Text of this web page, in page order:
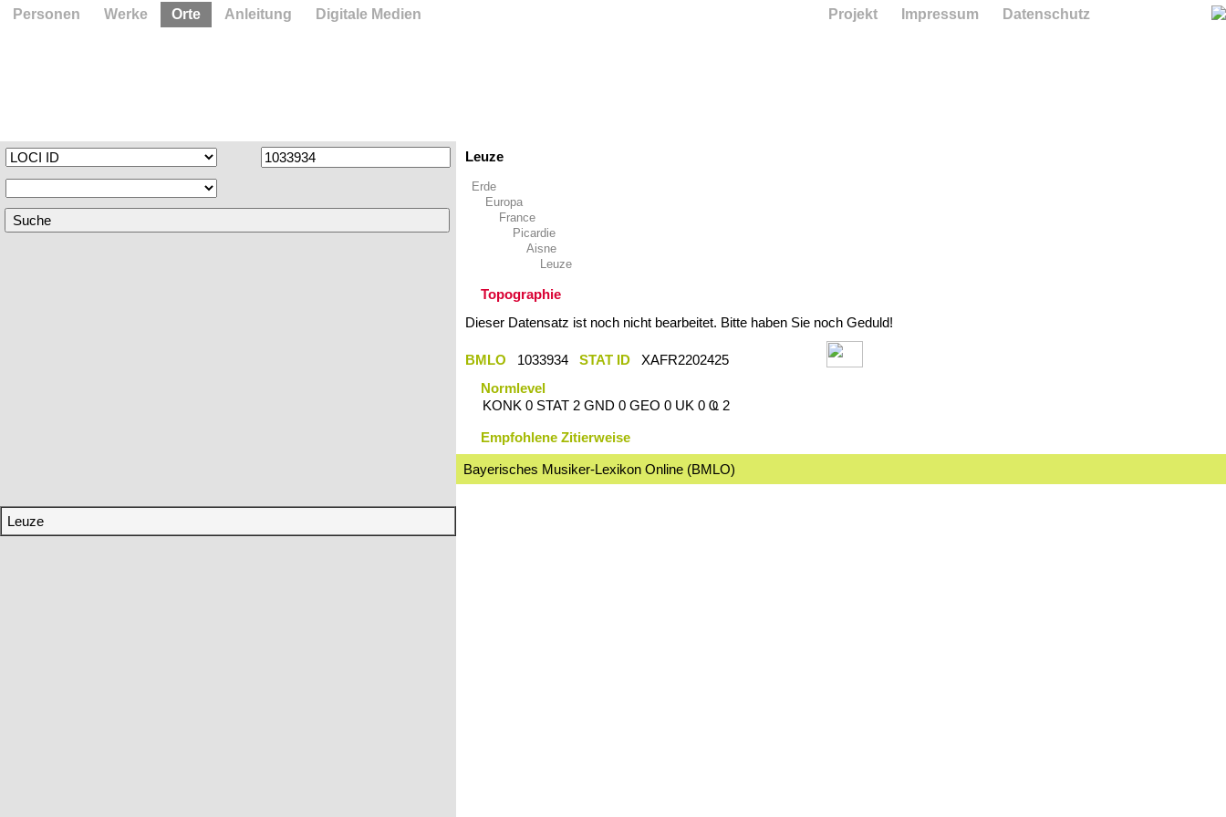
Leuze
Leuze
Erde
Europa
France
Picardie
Aisne
Leuze
Topographie
Dieser Datensatz ist noch nicht bearbeitet. Bitte haben Sie noch Geduld!
BMLO 1033934 STAT ID
XAFR2202425
Normlevel
KONK 0 STAT 2 GND 0 GEO 0 UK 0 Ҩ 2
Empfohlene Zitierweise
Bayerisches Musiker-Lexikon Online (BMLO)
Personen Werke Orte Anleitung Digitale Medien Projekt Impressum Datenschutz